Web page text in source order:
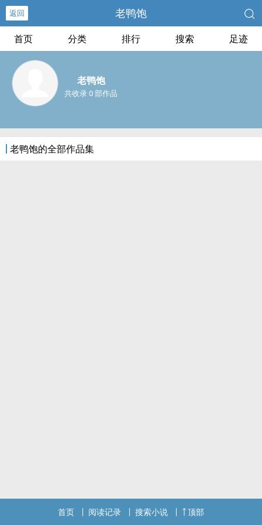
返回 老鸭饱
首页 分类 排行 搜索 足迹
老鸭饱
共收录 0 部作品
老鸭饱的全部作品集
首页 阅读记录 搜索小说 顶部